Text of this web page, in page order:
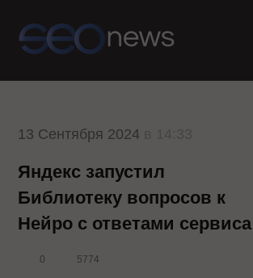
13 Сентября 2024
Яндекс запустил
Библиотеку вопросов к
Нейро с ответами сервиса
0 5774